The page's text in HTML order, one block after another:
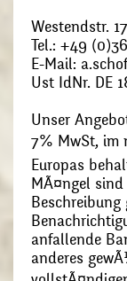
Westendstr.
Tel.: +49
E-Mail:
Ust IdNr. DE
Unser
7% MwSt, im
Europas
MÃ¤ngel
anfallende
anderes